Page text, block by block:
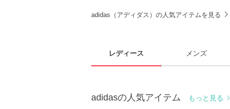
adidas（アディダス）の人気アイテムを見る
レディース メンズ
adidasの人気アイテム もっと見る